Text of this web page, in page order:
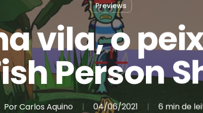
Previews
vila, o
Person
PorCarlos Aquino 04/06/2021 6 min de